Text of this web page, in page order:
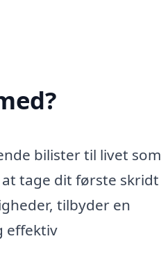
bilister til livet som
tage dit første skridt
tilbyder en
effektiv